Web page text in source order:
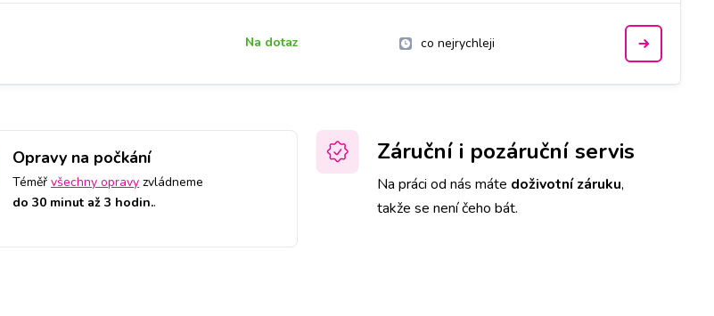
Na dotaz co nejrychleji
Opravy na počkání
Téměř všechny opravy zvládneme
do 30 minut až 3 hodin..
Záruční i pozáruční servis
Na práci od nás máte doživotní záruku,
takže se není čeho bát.